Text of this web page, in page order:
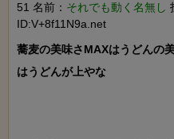
51 名前： それでも動く名無し
ID:V+8f11N9a.net
蕎麦の美味さMAXはうどんの
はうどんが上やな